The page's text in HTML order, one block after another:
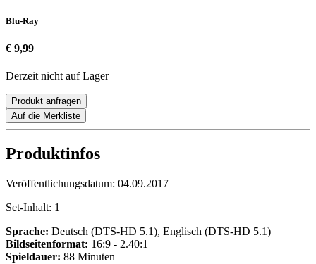
Blu-Ray
€ 9,99
Derzeit nicht auf Lager
Produkt anfragen
Auf die Merkliste
Produktinfos
Veröffentlichungsdatum: 04.09.2017
Set-Inhalt: 1
Sprache: Deutsch (DTS-HD 5.1), Englisch (DTS-HD 5.1)
Bildseitenformat: 16:9 - 2.40:1
Spieldauer: 88 Minuten